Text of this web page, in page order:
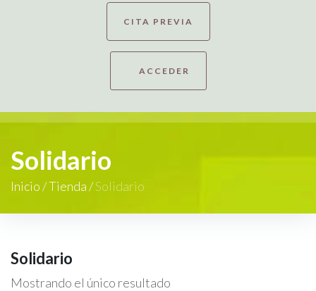
CITA PREVIA
ACCEDER
Solidario
Inicio/Tienda/Solidario
Solidario
Mostrando el único resultado